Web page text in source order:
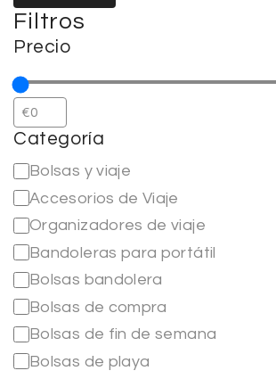
Filtros
Precio
Categoría
Bolsas y viaje
Accesorios de Viaje
Organizadores de viaje
Bandoleras para portátil
Bolsas bandolera
Bolsas de compra
Bolsas de fin de semana
Bolsas de playa